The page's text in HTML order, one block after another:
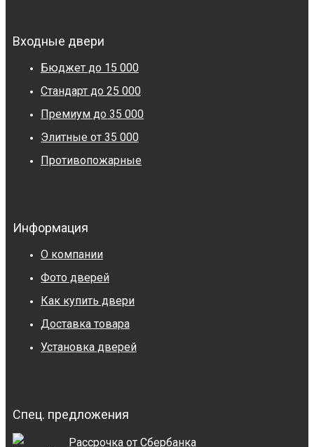
Входные двери
Бюджет до 15 000
Стандарт до 25 000
Премиум до 35 000
Элитные от 35 000
Противопожарные
Информация
О компании
Фото дверей
Как купить двери
Доставка товара
Установка дверей
Спец. предложения
Рассрочка от Сбербанка